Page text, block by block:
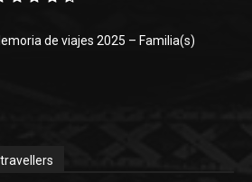
de viajes 2025 – Familia(s)
travellers